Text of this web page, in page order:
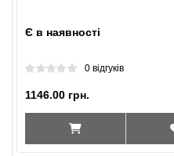
Є в наявності
0 відгуків
1146.00 грн.